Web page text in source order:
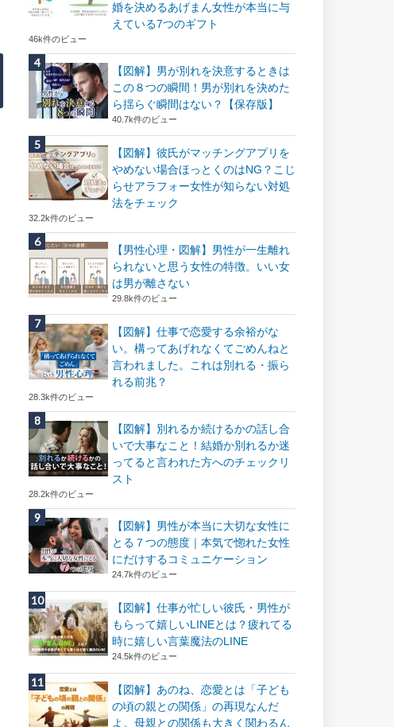
婚を決めるあげまん女性が本当に与
えている7つのギフト
46k件のビュー
【図解】男が別れを決意するときは
この８つの瞬間！男が別れを決めた
ら揺らぐ瞬間はない？【保存版】
40.7k件のビュー
【図解】彼氏がマッチングアプリを
やめない場合ほっとくのはNG？こじ
らせアラフォー女性が知らない対処
法をチェック
32.2k件のビュー
【男性心理・図解】男性が一生離れ
られないと思う女性の特徴。いい女
は男が離さない
29.8k件のビュー
【図解】仕事で恋愛する余裕がな
い。構ってあげれなくてごめんねと
言われました。これは別れる・振ら
れる前兆？
28.3k件のビュー
【図解】別れるか続けるかの話し合
いで大事なこと！結婚か別れるか迷
ってると言われた方へのチェックリ
スト
28.2k件のビュー
【図解】男性が本当に大切な女性に
とる７つの態度｜本気で惚れた女性
にだけするコミュニケーション
24.7k件のビュー
【図解】仕事が忙しい彼氏・男性が
もらって嬉しいLINEとは？疲れてる
時に嬉しい言葉魔法のLINE
24.5k件のビュー
【図解】あのね、恋愛とは「子ども
の頃の親との関係」の再現なんだ
よ。母親との関係も大きく関わるん